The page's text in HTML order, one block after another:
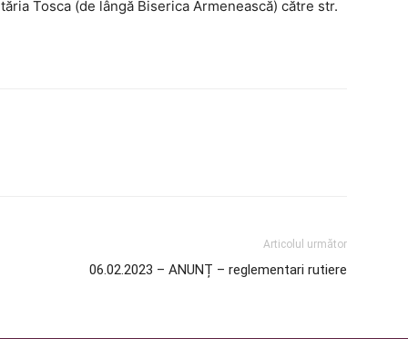
Tosca (de lângă Biserica Armenească) către str.
Articolul următor
06.02.2023 – ANUNȚ – reglementari rutiere